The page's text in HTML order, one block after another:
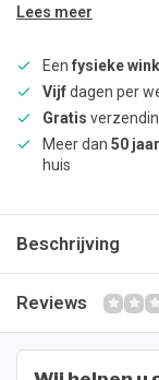
Lees meer
Een fysieke
Vijfdagen per
Gratis
Meer dan 50 jaar
huis
Beschrijving
Reviews